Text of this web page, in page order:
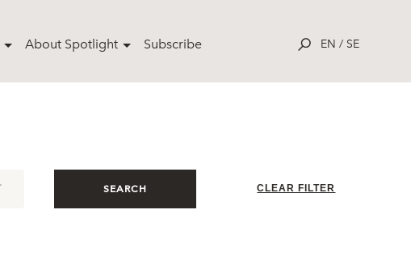
About Spotlight Subscribe EN / SE
SEARCH CLEAR FILTER